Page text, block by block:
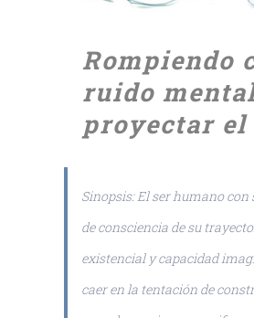
Rompiendo
ruido
proyectar
Sinopsis: El ser humano con
de consciencia de su
existencial y capacidad
caer en la tentación de